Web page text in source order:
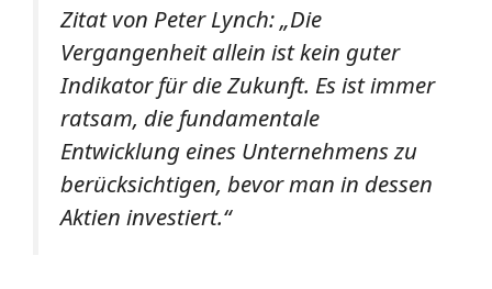
Zitat von Peter Lynch:„Die
Vergangenheit allein ist kein guter
Indikator für die Zukunft. Es ist immer
ratsam, die fundamentale
Entwicklung eines Unternehmens zu
berücksichtigen, bevor man in dessen
Aktien investiert.“